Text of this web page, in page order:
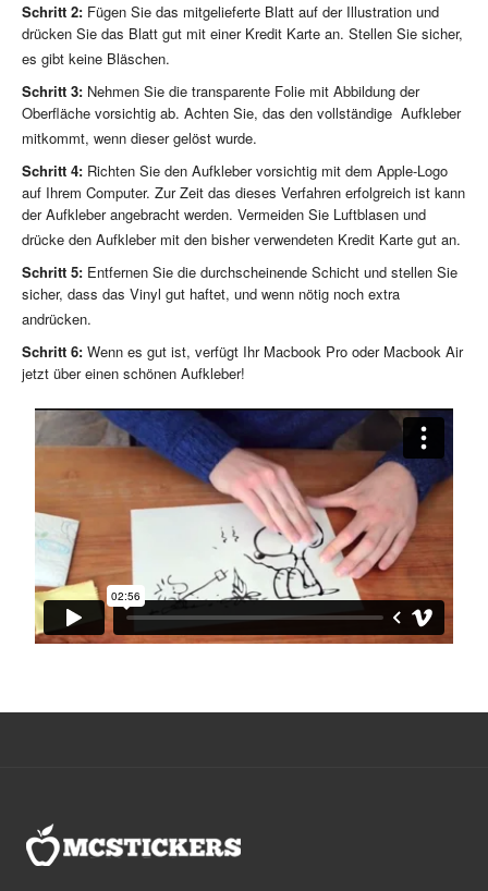
Schritt 2: Fügen Sie das mitgelieferte Blatt auf der Illustration und
drücken Sie das Blatt gut mit einer Kredit Karte an. Stellen Sie sicher,
es gibt keine Bläschen.
Schritt 3: Nehmen Sie die transparente Folie mit Abbildung der
Oberfläche vorsichtig ab. Achten Sie, das den vollständige Aufkleber
mitkommt, wenn dieser gelöst wurde.
Schritt 4: Richten Sie den Aufkleber vorsichtig mit dem Apple-Logo
auf Ihrem Computer. Zur Zeit das dieses Verfahren erfolgreich ist kann
der Aufkleber angebracht werden. Vermeiden Sie Luftblasen und
drücke den Aufkleber mit den bisher verwendeten Kredit Karte gut an.
Schritt 5: Entfernen Sie die durchscheinende Schicht und stellen Sie
sicher, dass das Vinyl gut haftet, und wenn nötig noch extra
andrücken.
Schritt 6: Wenn es gut ist, verfügt Ihr Macbook Pro oder Macbook Air
jetzt über einen schönen Aufkleber!